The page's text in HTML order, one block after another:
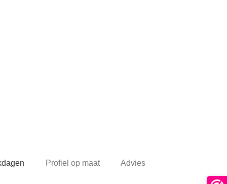
Profiel op maat Advies